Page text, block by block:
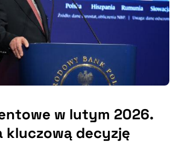
w lutym 2026.
kluczową decyzję